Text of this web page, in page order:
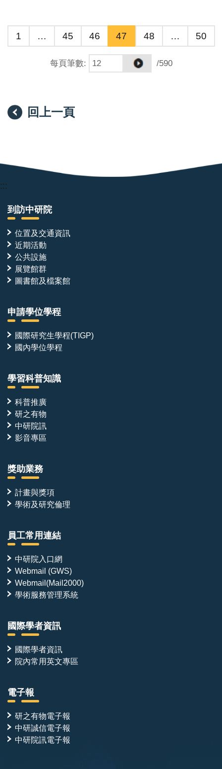
1 … 45 46 47 48 … 50
每頁筆數: /590
回上一頁
:::
到訪中研院
位置及交通資訊
近期活動
公共設施
展覽館群
圖書館及檔案館
申請學位學程
國際研究生學程(TIGP)
國內學位學程
學習科普知識
科普推廣
研之有物
中研院訊
影音專區
獎助業務
計畫與獎項
學術及研究倫理
員工常用連結
中研院入口網
Webmail (GWS)
Webmail(Mail2000)
學術服務管理系統
國際學者資訊
國際學者資訊
院內常用英文專區
電子報
研之有物電子報
中研誠信電子報
中研院訊電子報